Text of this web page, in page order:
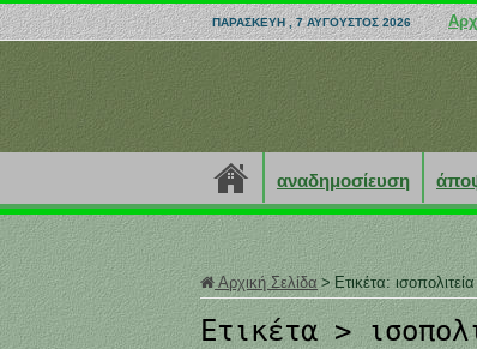
ΠΑΡΑΣΚΕΥΉ , 7 ΑΎΓΟΥΣΤΟΣ 2026
αναδημοσίευση
Αρχική Σελίδα > Ετικέτα: ισοπολιτεία
Ετικέτα >